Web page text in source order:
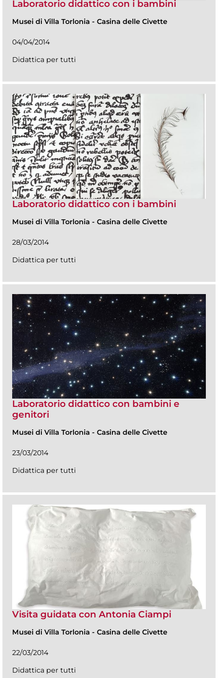
Laboratorio didattico con i bambini
Musei di Villa Torlonia - Casina delle Civette
04/04/2014
Didattica per tutti
Laboratorio didattico con i bambini
Musei di Villa Torlonia - Casina delle Civette
28/03/2014
Didattica per tutti
Laboratorio didattico con bambini e
genitori
Musei di Villa Torlonia - Casina delle Civette
23/03/2014
Didattica per tutti
Visita guidata con Antonia Ciampi
Musei di Villa Torlonia - Casina delle Civette
22/03/2014
Didattica per tutti